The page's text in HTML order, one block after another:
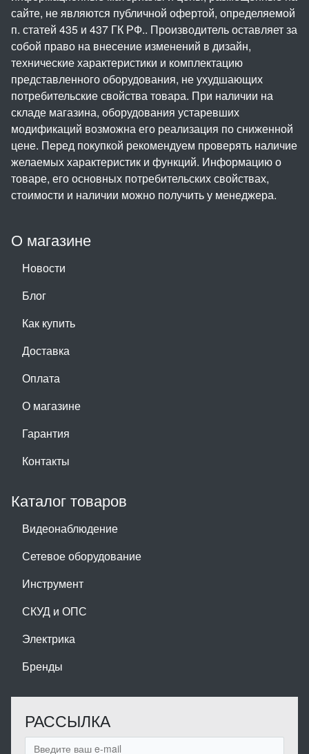
О магазине
Новости
Блог
Как купить
Доставка
Оплата
О магазине
Гарантия
Контакты
Каталог товаров
Видеонаблюдение
Сетевое оборудование
Инструмент
СКУД и ОПС
Электрика
Бренды
РАССЫЛКА
сайте, не являются публичной офертой, определяемой
п. статей 435 и 437 ГК РФ.. Производитель оставляет за
собой право на внесение изменений в дизайн,
технические характеристики и комплектацию
представленного оборудования, не ухудшающих
потребительские свойства товара. При наличии на
складе магазина, оборудования устаревших
модификаций возможна его реализация по сниженной
цене. Перед покупкой рекомендуем проверять наличие
желаемых характеристик и функций. Информацию о
товаре, его основных потребительских свойствах,
стоимости и наличии можно получить у менеджера.